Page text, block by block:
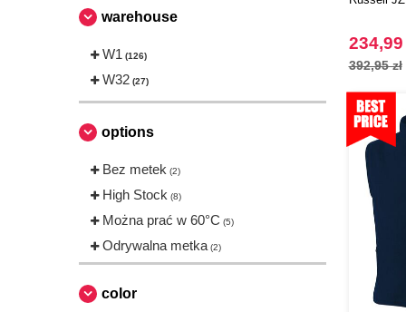
JHK
NEW MORNING STUDIOS
Pen Duick
Promodoro (3)
Regatta (23)
Roly
Russell
Spiro
Starworld
Tee Jays
warehouse
W1 (126)
W32 (27)
options
Bez metek (2)
High Stock (8)
Można prać w 60°C (5)
Odrywalna metka (2)
color
234,99
392,95 zł